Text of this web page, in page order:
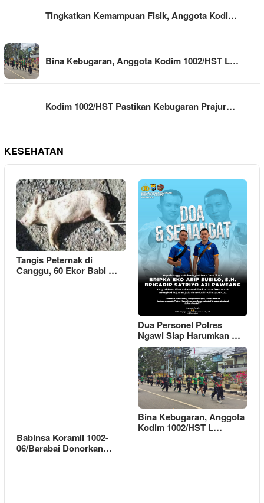
Tingkatkan Kemampuan Fisik, Anggota Kodi…
Bina Kebugaran, Anggota Kodim 1002/HST L…
Kodim 1002/HST Pastikan Kebugaran Prajur…
KESEHATAN
Tangis Peternak di
Canggu, 60 Ekor Babi …
Dua Personel Polres
Ngawi Siap Harumkan …
Babinsa Koramil 1002-
06/Barabai Donorkan…
Bina Kebugaran, Anggota
Kodim 1002/HST L…